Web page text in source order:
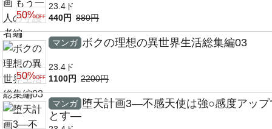
50%OFF
23.4ド
440円 880円
50%OFF
マンガ ボクの理想の異世界生活総集編03
23.4ド
1100円 2200円
マンガ 堕天計画3―不感天使は強○感度アップ
とす―